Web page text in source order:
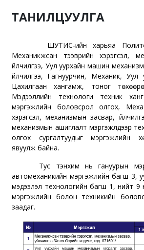
ТАНИЛЦУУЛГА
ШУТИС-ийн харьяа
Механикжсан тээврийн хэрэгсэл,
үйлчилгээ, Уул уурхайн машин
үйлчилгээ, Гагнуурчин, Механик, Уул
Цахилгаан хангамж, тоног
Мэдээллийн технологи техник
мэргэжлийн боловсрол олгох,
хэрэгсэл, механизмын засвар,
механизмын ашиглалт мэргэжлүүдээр
олгох сургалтуудыг мэргэжлийн
явуулж байна.
Тус
тэнхим нь гануурын
автомеханикийн мэргэжлийн багш 3,
мэдээлэл технологийн багш 1, нийт 9
мэргэжлийн болон техникийн
заадаг.